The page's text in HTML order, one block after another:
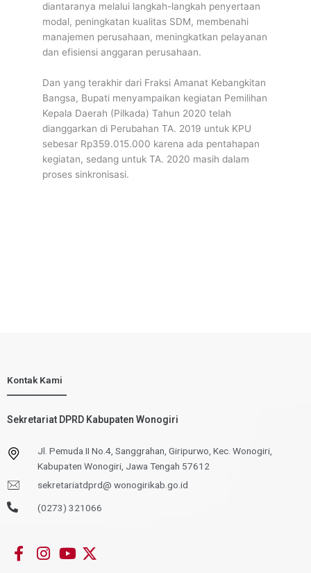
diantaranya melalui langkah-langkah penyertaan
modal, peningkatan kualitas SDM, membenahi
manajemen perusahaan, meningkatkan pelayanan
dan efisiensi anggaran perusahaan.
Dan yang terakhir dari Fraksi Amanat Kebangkitan
Bangsa, Bupati menyampaikan kegiatan Pemilihan
Kepala Daerah (Pilkada) Tahun 2020 telah
dianggarkan di Perubahan TA. 2019 untuk KPU
sebesar Rp359.015.000 karena ada pentahapan
kegiatan, sedang untuk TA. 2020 masih dalam
proses sinkronisasi.
Kontak Kami
Sekretariat DPRD Kabupaten Wonogiri
Jl. Pemuda II No.4, Sanggrahan, Giripurwo, Kec. Wonogiri,
Kabupaten Wonogiri, Jawa Tengah 57612
sekretariatdprd@ wonogirikab.go.id
(0273) 321066